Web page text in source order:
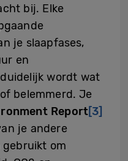
bij. Elke
je slaapfases,
en
wordt wat
belemmerd. Je
Report[3]
je andere
om